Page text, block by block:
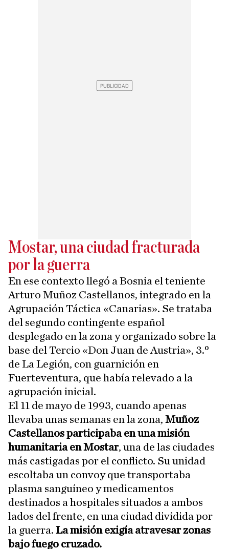
Mostar, una ciudad fracturada
por la guerra
En ese contexto llegó a Bosnia el teniente
Arturo Muñoz Castellanos, integrado en la
Agrupación Táctica «Canarias». Se trataba
del segundo contingente español
desplegado en la zona y organizado sobre la
base del Tercio «Don Juan de Austria», 3.º
de La Legión, con guarnición en
Fuerteventura, que había relevado a la
agrupación inicial.
El 11 de mayo de 1993, cuando apenas
llevaba unas semanas en la zona, Muñoz
Castellanos participaba en una misión
humanitaria en Mostar, una de las ciudades
más castigadas por el conflicto. Su unidad
escoltaba un convoy que transportaba
plasma sanguíneo y medicamentos
destinados a hospitales situados a ambos
lados del frente, en una ciudad dividida por
la guerra. La misión exigía atravesar zonas
bajo fuego cruzado.